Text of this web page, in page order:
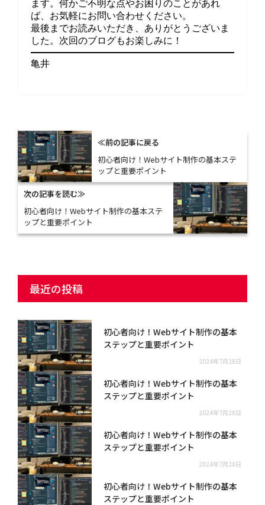
ます。何かご不明な点やお困りのことがあれ
ば、お気軽にお問い合わせください。
最後までお読みいただき、ありがとうございま
した。次回のブログもお楽しみに！
亀井
≪前の記事に戻る
初心者向け！Webサイト制作の基本ステ
ップと重要ポイント
次の記事を読む≫
初心者向け！Webサイト制作の基本ステ
ップと重要ポイント
最近の投稿
初心者向け！Webサイト制作の基本
ステップと重要ポイント
2024年7月28日
初心者向け！Webサイト制作の基本
ステップと重要ポイント
2024年7月28日
初心者向け！Webサイト制作の基本
ステップと重要ポイント
2024年7月28日
初心者向け！Webサイト制作の基本
ステップと重要ポイント